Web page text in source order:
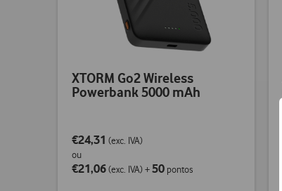
XTORM Go2 Wireless
Powerbank 5000 mAh
€24,31 (exc. IVA)
ou
€21,06(exc. IVA)+50 pontos